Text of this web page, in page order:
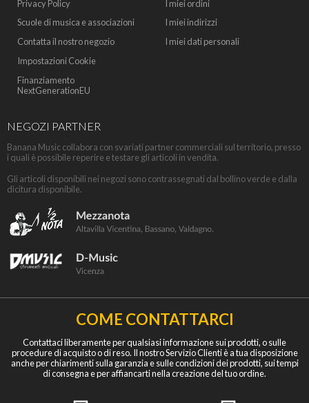
Privacy Policy
Scuole di musica e associazioni
Contatta il nostro negozio
Impostazioni Cookie
Finanziamento
NextGenerationEU
I miei ordini
I miei indirizzi
I miei dati personali
NEGOZI PARTNER
Banana Music collabora con svariati partner commerciali sul territorio, presso
i quali è possibile reperire e testare gli articoli in vendita.
Gli articoli disponibili nei negozi sono contrassegnati dal bollino verde e dalla
dicitura disponibile.
COME CONTATTARCI
Contattaci liberamente per qualsiasi informazione sui prodotti, o sulle
procedure di acquisto o di reso. Il nostro Servizio Clienti è a tua disposizione
anche per chiarimenti sulla garanzia e sulle condizioni dei prodotti, sui tempi
di consegna e per affiancarti nella creazione del tuo ordine.